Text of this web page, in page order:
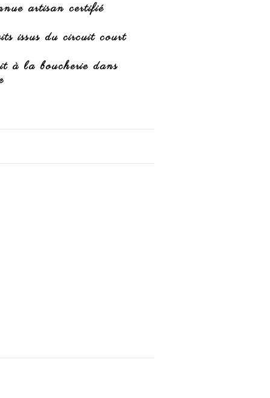
artisan certifié
issus du circuit court
à la boucherie dans